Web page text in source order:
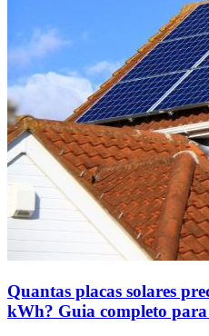
Quantas placas solares
kWh? Guia completo para